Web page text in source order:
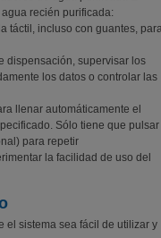
recién purificada:
táctil, incluso con guantes,
dispensación, supervisar los
los datos o controlar las
llenar automáticamente el
Sólo tiene que pulsar
para repetir
la facilidad de uso del
el sistema sea fácil de utilizar y